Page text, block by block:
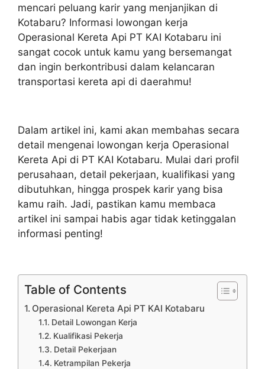
mencari peluang karir yang menjanjikan di
Kotabaru? Informasi lowongan kerja
Operasional Kereta Api PT KAI Kotabaru ini
sangat cocok untuk kamu yang bersemangat
dan ingin berkontribusi dalam kelancaran
transportasi kereta api di daerahmu!
Dalam artikel ini, kami akan membahas secara
detail mengenai lowongan kerja Operasional
Kereta Api di PT KAI Kotabaru. Mulai dari profil
perusahaan, detail pekerjaan, kualifikasi yang
dibutuhkan, hingga prospek karir yang bisa
kamu raih. Jadi, pastikan kamu membaca
artikel ini sampai habis agar tidak ketinggalan
informasi penting!
Table of Contents
Operasional Kereta Api PT KAI Kotabaru
Detail Lowongan Kerja
Kualifikasi Pekerja
Detail Pekerjaan
Ketrampilan Pekerja